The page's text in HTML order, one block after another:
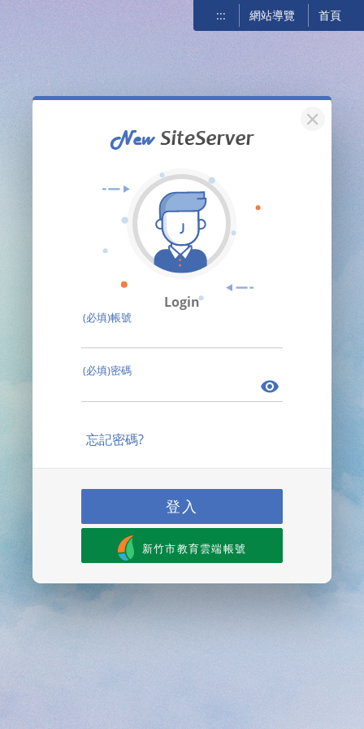
::: 網站導覽 首頁
關閉
Login
(必填)帳號
(必填)密碼
忘記密碼?
登入
新竹市教育雲端帳號